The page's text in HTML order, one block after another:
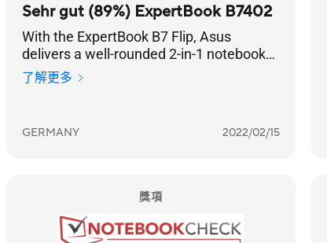
Sehr gut (89%) ExpertBook B7402
With the ExpertBook B7 Flip, Asus
delivers a well-rounded 2-in-1 notebook
from the premium business segment.
了解更多
GERMANY 2022/02/15
獎項